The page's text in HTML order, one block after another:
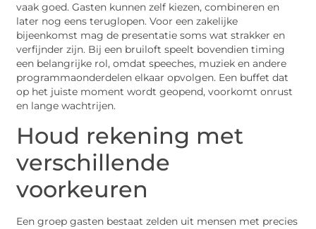
vaak goed. Gasten kunnen zelf kiezen, combineren en
later nog eens teruglopen. Voor een zakelijke
bijeenkomst mag de presentatie soms wat strakker en
verfijnder zijn. Bij een bruiloft speelt bovendien timing
een belangrijke rol, omdat speeches, muziek en andere
programmaonderdelen elkaar opvolgen. Een buffet dat
op het juiste moment wordt geopend, voorkomt onrust
en lange wachtrijen.
Houd rekening met
verschillende
voorkeuren
Een groep gasten bestaat zelden uit mensen met precies